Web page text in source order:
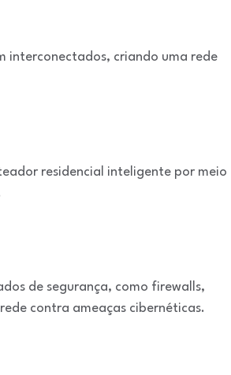
interconectados, criando uma rede
residencial inteligente por meio
de segurança, como firewalls,
contra ameaças cibernéticas.